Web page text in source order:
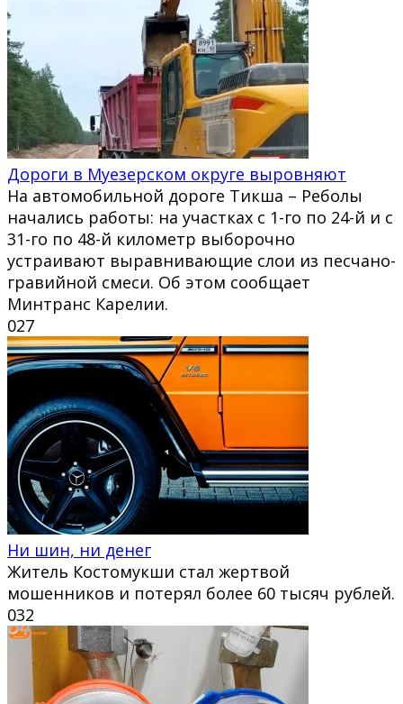
Дороги в Муезерском округе выровняют
На автомобильной дороге Тикша – Реболы
начались работы: на участках с 1-го по 24-й и с
31-го по 48-й километр выборочно
устраивают выравнивающие слои из песчано-
гравийной смеси. Об этом сообщает
Минтранс Карелии.
027
Ни шин, ни денег
Житель Костомукши стал жертвой
мошенников и потерял более 60 тысяч рублей.
032